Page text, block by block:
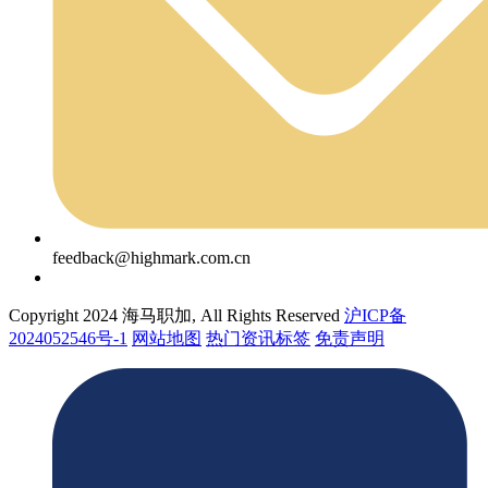
feedback@highmark.com.cn
Copyright 2024 海马职加, All Rights Reserved 沪ICP备
2024052546号-1 网站地图 热门资讯标签 免责声明